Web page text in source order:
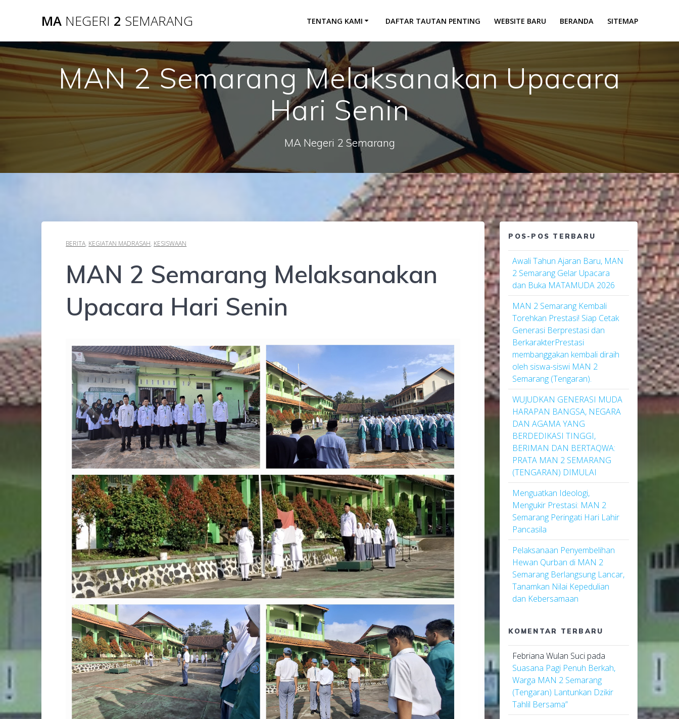
MA NEGERI 2 SEMARANG TENTANG KAMI DAFTAR TAUTAN PENTING WEBSITE BARU BERANDA SITEMAP
MAN 2 Semarang Melaksanakan Upacara
Hari Senin
MA Negeri 2 Semarang
BERITA, KEGIATAN MADRASAH, KESISWAAN
MAN 2 Semarang Melaksanakan
Upacara Hari Senin
POS-POS TERBARU
Awali Tahun Ajaran Baru, MAN
2 Semarang Gelar Upacara
dan Buka MATAMUDA 2026
MAN 2 Semarang Kembali
Torehkan Prestasi! Siap Cetak
Generasi Berprestasi dan
BerkarakterPrestasi
membanggakan kembali diraih
oleh siswa-siswi MAN 2
Semarang (Tengaran).
WUJUDKAN GENERASI MUDA
HARAPAN BANGSA, NEGARA
DAN AGAMA YANG
BERDEDIKASI TINGGI,
BERIMAN DAN BERTAQWA:
PRATA MAN 2 SEMARANG
(TENGARAN) DIMULAI
Menguatkan Ideologi,
Mengukir Prestasi: MAN 2
Semarang Peringati Hari Lahir
Pancasila
Pelaksanaan Penyembelihan
Hewan Qurban di MAN 2
Semarang Berlangsung Lancar,
Tanamkan Nilai Kepedulian
dan Kebersamaan
KOMENTAR TERBARU
Febriana Wulan Suci pada
Suasana Pagi Penuh Berkah,
Warga MAN 2 Semarang
(Tengaran) Lantunkan Dzikir
Tahlil Bersama”